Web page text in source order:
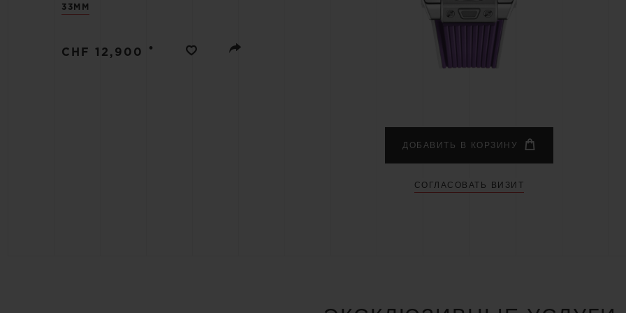
33MM
CHF 12,900 •
ДОБАВИТЬ В КОРЗИНУ
СОГЛАСОВАТЬ ВИЗИТ
BIG BANG
PEACH CERAMIC
РАСШИРЕННАЯ ГАРАНТИЯ
ОЖИДАЕМЫЙ СРОК
ДОСТАВКИ
БЕСПЛАТНАЯ